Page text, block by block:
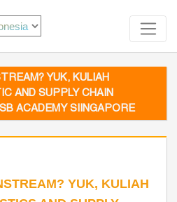
YUK, KULIAH
AND SUPPLY CHAIN
ACADEMY SIINGAPORE
YUK, KULIAH